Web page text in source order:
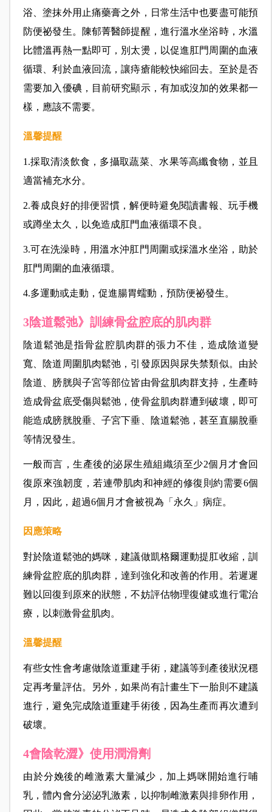
浴、塗抹外用止痛藥膏之外，日常生活中也要盡可能預
防便祕發生。陳郁菁醫師提醒，進行溫水坐浴時，水溫
比體溫再熱一點即可，別太燙，以促進肛門周圍的血液
循環、利於血液回流，讓痔瘡能較快縮回去。至於是否
需要加入優碘，目前研究顯示，有加或沒加的效果都一
樣，應該不需要。
溫馨提醒
1.採取清淡飲食，多攝取蔬菜、水果等高纖食物，並且
適當補充水分。
2.養成良好的排便習慣，解便時避免閱讀書報、玩手機
或蹲坐太久，以免造成肛門血液循環不良。
3.可在洗澡時，用溫水沖肛門周圍或採溫水坐浴，助於
肛門周圍的血液循環。
4.多運動或走動，促進腸胃蠕動，預防便祕發生。
3陰道鬆弛》訓練骨盆腔底的肌肉群
陰道鬆弛是指骨盆腔肌肉群的張力不佳，造成陰道變
寬、陰道周圍肌肉鬆弛，引發原因與尿失禁類似。由於
陰道、膀胱與子宮等部位皆由骨盆肌肉群支持，生產時
造成骨盆底受傷與鬆弛，使骨盆肌肉群遭到破壞，即可
能造成膀胱脫垂、子宮下垂、陰道鬆弛，甚至直腸脫垂
等情況發生。
一般而言，生產後的泌尿生殖組織須至少2個月才會回
復原來強韌度，若連帶肌肉和神經的修復則約需要6個
月，因此，超過6個月才會被視為「永久」病症。
因應策略
對於陰道鬆弛的媽咪，建議做凱格爾運動提肛收縮，訓
練骨盆腔底的肌肉群，達到強化和改善的作用。若遲遲
難以回復到原來的狀態，不妨評估物理復健或進行電治
療，以刺激骨盆肌肉。
溫馨提醒
有些女性會考慮做陰道重建手術，建議等到產後狀況穩
定再考量評估。另外，如果尚有計畫生下一胎則不建議
進行，避免完成陰道重建手術後，因為生產而再次遭到
破壞。
4會陰乾澀》使用潤滑劑
由於分娩後的雌激素大量減少，加上媽咪開始進行哺
乳，體內會分泌泌乳激素，以抑制雌激素與排卵作用，